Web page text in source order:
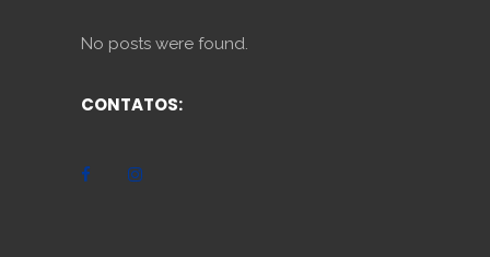
No posts were found.
CONTATOS: